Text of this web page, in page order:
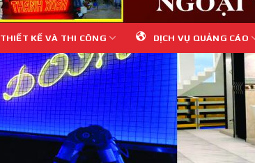
THIẾT KẾ VÀ THI CÔNG DỊCH VỤ QUẢNG CÁO